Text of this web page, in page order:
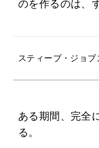
のを作るのは、
スティーブ・ジョブ
ある期間、完全
る。